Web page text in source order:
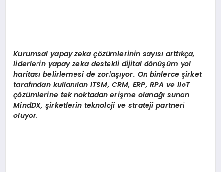
Kurumsal yapay zeka çözümlerinin sayısı arttıkça,
liderlerin yapay zeka destekli dijital dönüşüm yol
haritası belirlemesi de zorlaşıyor. On binlerce şirket
tarafından kullanılan ITSM, CRM, ERP, RPA ve IIoT
çözümlerine tek noktadan erişme olanağı sunan
MindDX,şirketlerin teknoloji ve strateji partneri
oluyor.